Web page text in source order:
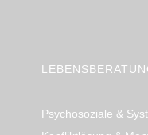
Psychosoziale &